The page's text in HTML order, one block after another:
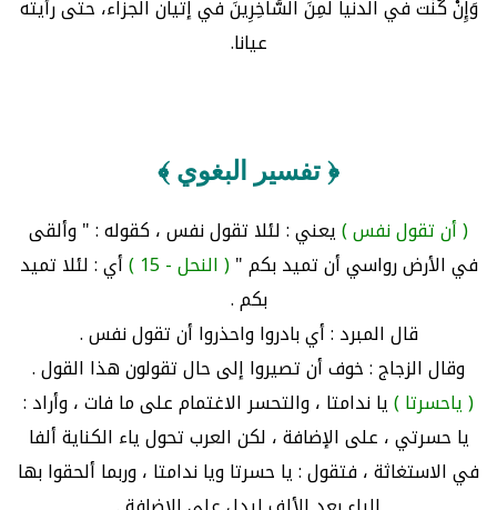
وَإِنْ كُنْت في الدنيا لَمِنَ السَّاخِرِينَ في إتيان الجزاء، حتى رأيته
عيانا.
﴿ تفسير البغوي ﴾
( أن تقول نفس )يعني : لئلا تقول نفس ، كقوله : " وألقى
في الأرض رواسي أن تميد بكم "( النحل - 15 )
أي : لئلا تميد
بكم .
قال المبرد : أي بادروا واحذروا أن تقول نفس .
وقال الزجاج : خوف أن تصيروا إلى حال تقولون هذا القول .
( ياحسرتا )يا ندامتا ، والتحسر الاغتمام على ما فات ، وأراد :
يا حسرتي ، على الإضافة ، لكن العرب تحول ياء الكناية ألفا
في الاستغاثة ، فتقول : يا حسرتا ويا ندامتا ، وربما ألحقوا بها